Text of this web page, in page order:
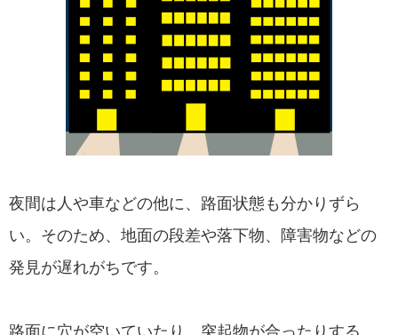
夜間は人や車などの他に、路面状態も分かりずら
い。そのため、地面の段差や落下物、障害物などの
発見が遅れがちです。
路面に穴が空いていたり、突起物が合ったりする